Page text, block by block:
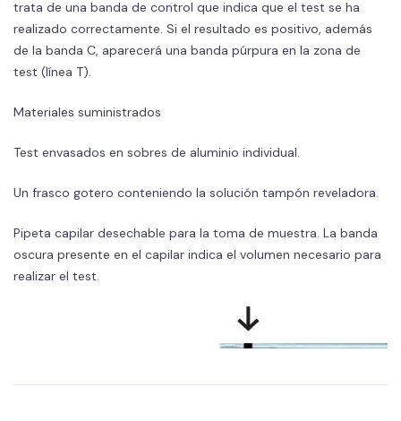
trata de una banda de control que indica que el test se ha
realizado correctamente. Si el resultado es positivo, además
de la banda C, aparecerá una banda púrpura en la zona de
test (línea T).
Materiales suministrados
Test envasados en sobres de aluminio individual.
Un frasco gotero conteniendo la solución tampón reveladora.
Pipeta capilar desechable para la toma de muestra. La banda
oscura presente en el capilar indica el volumen necesario para
realizar el test.